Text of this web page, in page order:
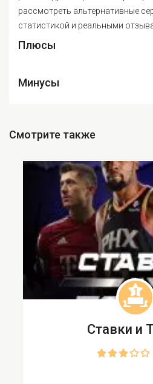
рассмотреть альтернативные
статистикой и реальными
Плюсы
Минусы
Смотрите также
1
Ставки и